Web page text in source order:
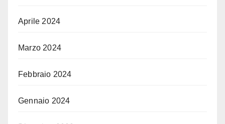
Aprile 2024
Marzo 2024
Febbraio 2024
Gennaio 2024